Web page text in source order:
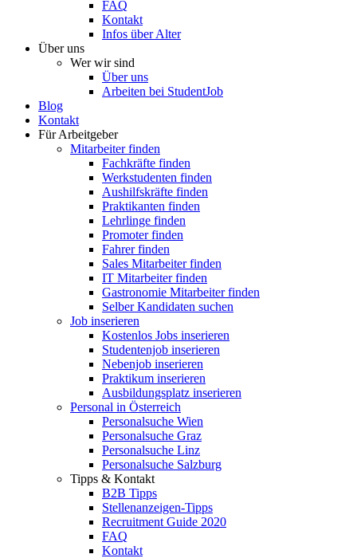
FAQ
Kontakt
Infos über Alter
Über uns
Wer wir sind
Über uns
Arbeiten bei StudentJob
Blog
Kontakt
Für Arbeitgeber
Mitarbeiter finden
Fachkräfte finden
Werkstudenten finden
Aushilfskräfte finden
Praktikanten finden
Lehrlinge finden
Promoter finden
Fahrer finden
Sales Mitarbeiter finden
IT Mitarbeiter finden
Gastronomie Mitarbeiter finden
Selber Kandidaten suchen
Job inserieren
Kostenlos Jobs inserieren
Studentenjob inserieren
Nebenjob inserieren
Praktikum inserieren
Ausbildungsplatz inserieren
Personal in Österreich
Personalsuche Wien
Personalsuche Graz
Personalsuche Linz
Personalsuche Salzburg
Tipps & Kontakt
B2B Tipps
Stellenanzeigen-Tipps
Recruitment Guide 2020
FAQ
Kontakt